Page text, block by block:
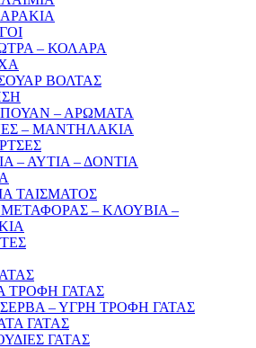
– ΚΟΛΑΡΑ
ΒΟΛΤΑΣ
– ΑΡΩΜΑΤΑ
– ΜΑΝΤΗΛΑΚΙΑ
– ΑΥΤΙΑ – ΔΟΝΤΙΑ
ΤΑΙΣΜΑΤΟΣ
– ΚΛΟΥΒΙΑ –
ΤΡΟΦΗ ΓΑΤΑΣ
– ΥΓΡΗ ΤΡΟΦΗ ΓΑΤΑΣ
ΓΑΤΑΣ
ΓΑΤΑΣ